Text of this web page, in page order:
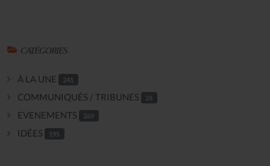
CATÉGORIES
À LA UNE 241
COMMUNIQUÉS / TRIBUNES 26
EVENEMENTS 269
IDÉES 195